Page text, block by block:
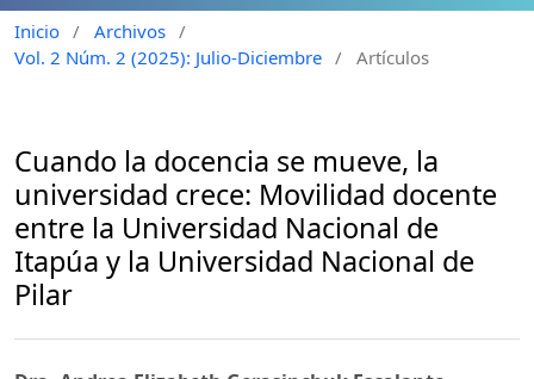
Inicio / Archivos /
Vol. 2 Núm. 2 (2025): Julio-Diciembre / Artículos
Cuando la docencia se mueve, la
universidad crece: Movilidad docente
entre la Universidad Nacional de
Itapúa y la Universidad Nacional de
Pilar